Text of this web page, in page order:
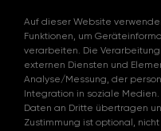
Auf dieser Website
Funktionen, um
verarbeiten. Die
externen Diensten und
Analyse/Messung, der
Integration in soziale
Daten an Dritte übertragen
Zustimmung ist optional,